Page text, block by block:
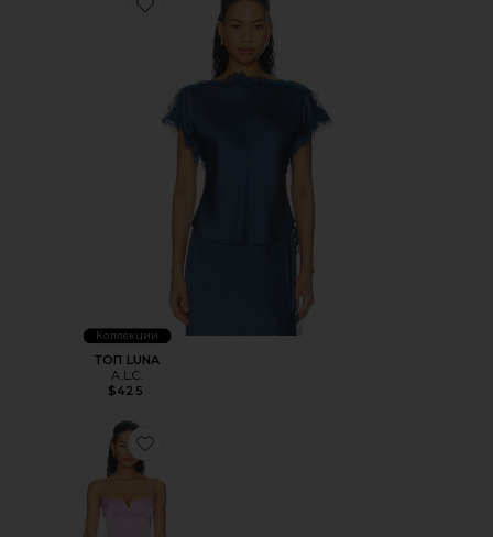
Favorite ТОП LUNA
Коллекции
ТОП LUNA
A.L.C.
$425
Favorite ПЛАТЬЕ МИДИ LYRA